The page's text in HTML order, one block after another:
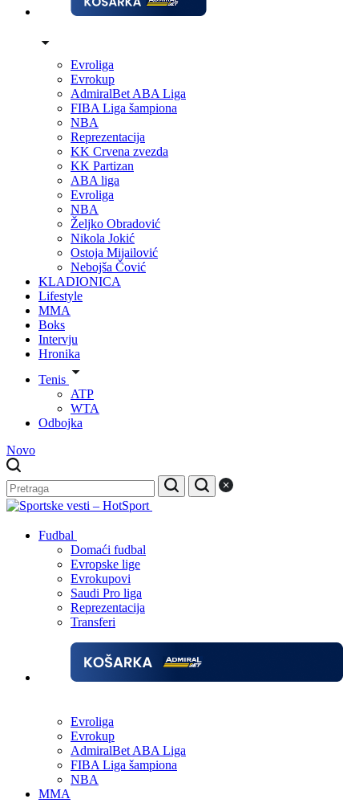
Evroliga
Evrokup
AdmiralBet ABA Liga
FIBA Liga šampiona
NBA
Reprezentacija
KK Crvena zvezda
KK Partizan
ABA liga
Evroliga
NBA
Željko Obradović
Nikola Jokić
Ostoja Mijailović
Nebojša Čović
KLADIONICA
Lifestyle
MMA
Boks
Intervju
Hronika
Tenis
ATP
WTA
Odbojka
Novo
Fudbal
Domaći fudbal
Evropske lige
Evrokupovi
Saudi Pro liga
Reprezentacija
Transferi
Evroliga
Evrokup
AdmiralBet ABA Liga
FIBA Liga šampiona
NBA
MMA